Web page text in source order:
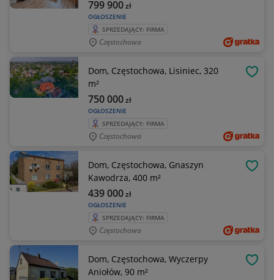
OGŁOSZENIE
799 900zł
SPRZEDAJĄCY: FIRMA
Częstochowa
Dom, Częstochowa, Lisiniec, 320
m²
OGŁOSZENIE
750 000zł
SPRZEDAJĄCY: FIRMA
Częstochowa
Dom, Częstochowa, Gnaszyn
Kawodrza, 400 m²
OGŁOSZENIE
439 000zł
SPRZEDAJĄCY: FIRMA
Częstochowa
Dom, Częstochowa, Wyczerpy
Aniołów, 90 m²